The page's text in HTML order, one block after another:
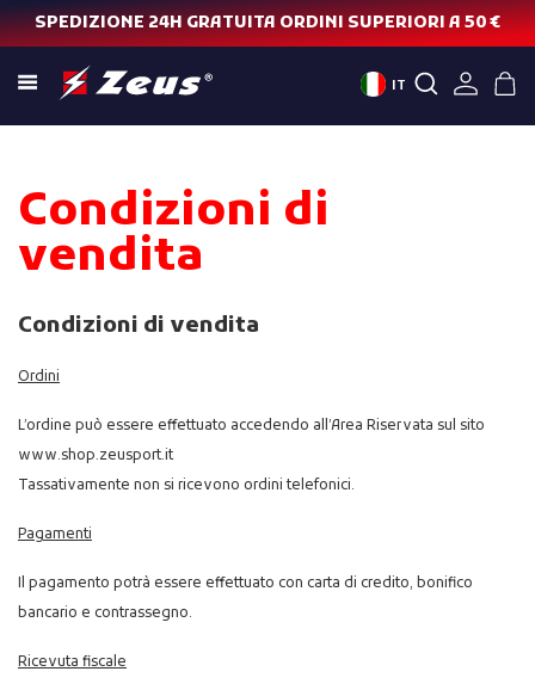
SPEDIZIONE 24H GRATUITA ORDINI SUPERIORI A 50 €
IT
Condizioni di
vendita
Condizioni di vendita
Ordini
L’ordine può essere effettuato accedendo all’Area Riservata sul sito
www.shop.zeusport.it
Tassativamente non si ricevono ordini telefonici.
Pagamenti
Il pagamento potrà essere effettuato con carta di credito, bonifico
bancario e contrassegno.
Ricevuta fiscale